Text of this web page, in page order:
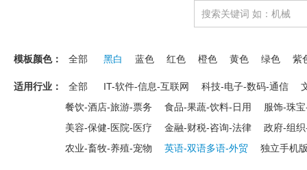
模板颜色： 全部 黑白 蓝色 红色 橙色 黄色 绿色 紫
适用行业： 全部 IT-软件-信息-互联网 科技-电子-数码-通信
餐饮-酒店-旅游-票务
食品-果蔬-饮料-日用
服饰-珠
美容-保健-医院-医疗
金融-财税-咨询-法律
政府-组
农业-畜牧-养殖-宠物
英语-双语多语-外贸 独立手机